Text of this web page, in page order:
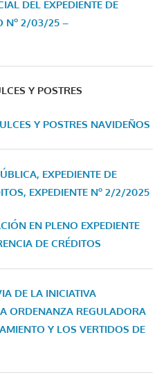
DEL EXPEDIENTE DE
Nº 2/03/25 –
Y POSTRES
Y POSTRES NAVIDEÑOS
EXPEDIENTE DE
EXPEDIENTE Nº 2/2/2025
EN PLENO EXPEDIENTE
DE CRÉDITOS
DE LA INICIATIVA
ORDENANZA REGULADORA
Y LOS VERTIDOS DE